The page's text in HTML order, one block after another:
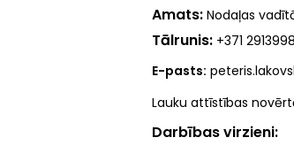
Amats Nodaļas
Tālrunis +371
E-pasts:
Lauku attīstības
Darbības virzieni